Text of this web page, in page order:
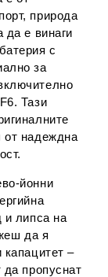
природа
да е винаги
с
за
Тази
от надеждна
йонни
и липса на
да я
–
да пропуснат